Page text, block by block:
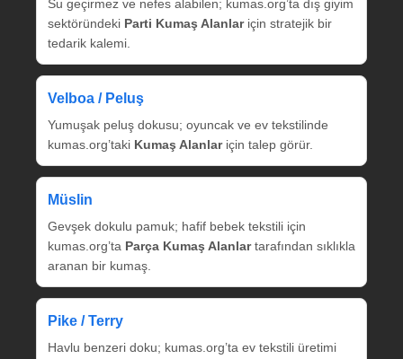
Su geçirmez ve nefes alabilen; kumas.org’ta dış giyim
sektöründeki Parti Kumaş Alanlariçin stratejik bir
tedarik kalemi.
Velboa / Peluş
Yumuşak peluş dokusu; oyuncak ve ev tekstilinde
kumas.org’taki Kumaş Alanlariçin talep görür.
Müslin
Gevşek dokulu pamuk; hafif bebek tekstili için
kumas.org’ta Parça Kumaş Alanlartarafından sıklıkla
aranan bir kumaş.
Pike / Terry
Havlu benzeri doku; kumas.org’ta ev tekstili üretimi